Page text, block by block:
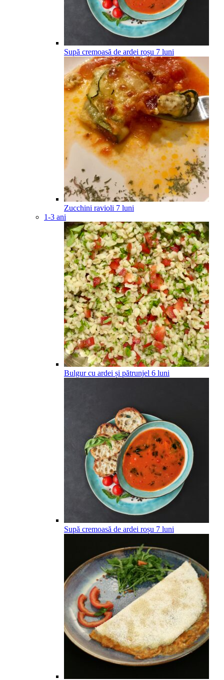
Supă cremoasă de ardei roșu 7 luni
Zucchini ravioli 7 luni
1-3 ani
Bulgur cu ardei și pătrunjel 6 luni
Supă cremoasă de ardei roșu 7 luni